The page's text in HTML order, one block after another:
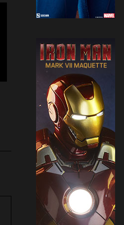
Sideshow presenta la nuova
Premium Format di Punchline!
31 Marzo 2026